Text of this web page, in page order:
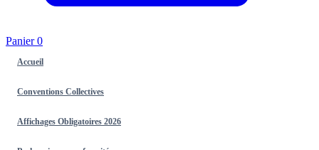
Panier0
Accueil
Conventions Collectives
Affichages Obligatoires 2026